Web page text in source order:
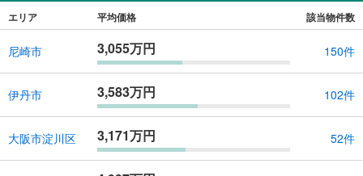
エリア 平均価格 該当物件数
尼崎市 3,055万円 150件
伊丹市 3,583万円 102件
大阪市淀川区 3,171万円 52件